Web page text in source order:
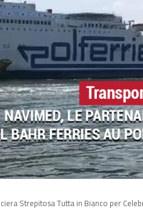
Strepitosa Tutta in Bianco per